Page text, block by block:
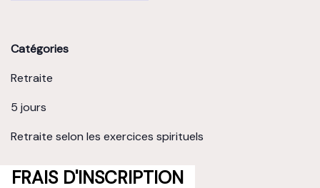
Catégories
Retraite
5 jours
Retraite selon les exercices spirituels
FRAIS D'INSCRIPTION